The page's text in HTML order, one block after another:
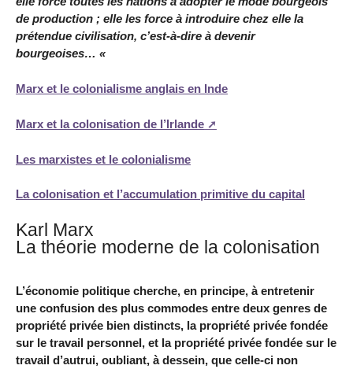
de production ; elle les force à introduire chez elle la
prétendue civilisation, c’est-à-dire à devenir
bourgeoises… «
Marx et le colonialisme anglais en Inde
Marx et la colonisation de l’Irlande
Les marxistes et le colonialisme
La colonisation et l’accumulation primitive du capital
Karl Marx
La théorie moderne de la colonisation
L’économie politique cherche, en principe, à entretenir
une confusion des plus commodes entre deux genres de
propriété privée bien distincts, la propriété privée fondée
sur le travail personnel, et la propriété privée fondée sur le
travail d’autrui, oubliant, à dessein, que celle-ci non